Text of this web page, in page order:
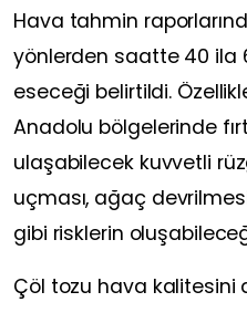
Hava tahmin
yönlerden saatte 40 ila
eseceği belirtildi.
Anadolu bölgelerinde
ulaşabilecek kuvvetli
uçması, ağaç
gibi risklerin
Çöl tozu hava kalitesini